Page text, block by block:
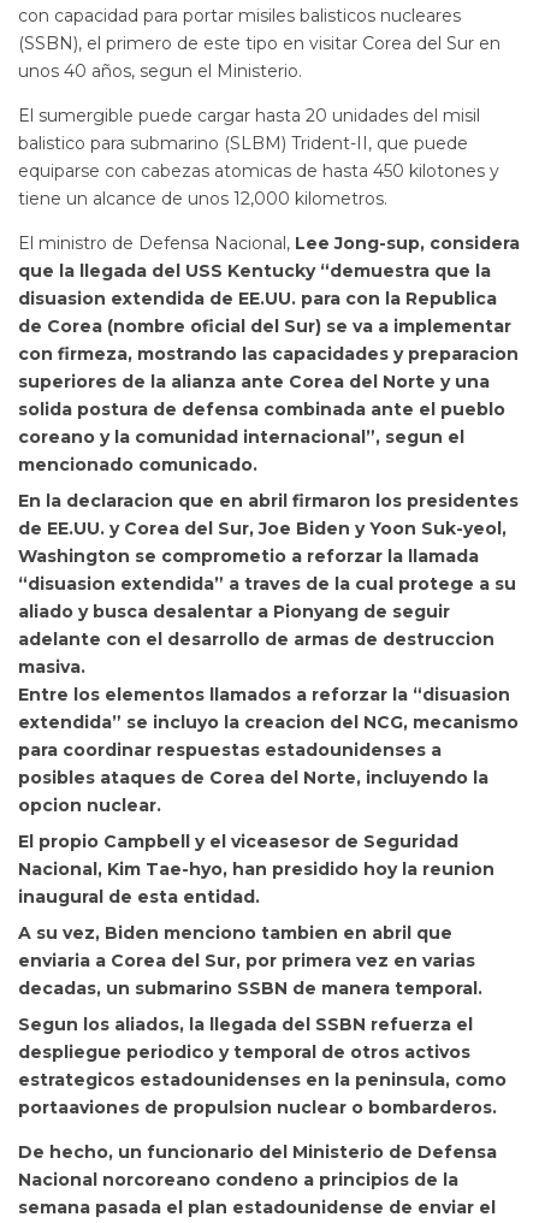
con capacidad para portar misiles balisticos nucleares
(SSBN), el primero de este tipo en visitar Corea del Sur en
unos 40 años, segun el Ministerio.
El sumergible puede cargar hasta 20 unidades del misil
balistico para submarino (SLBM) Trident-II, que puede
equiparse con cabezas atomicas de hasta 450 kilotones y
tiene un alcance de unos 12,000 kilometros.
El ministro de Defensa Nacional, Lee Jong-sup, considera
que la llegada del USS Kentucky “demuestra que la
disuasion extendida de EE.UU. para con la Republica
de Corea (nombre oficial del Sur) se va a implementar
con firmeza, mostrando las capacidades y preparacion
superiores de la alianza ante Corea del Norte y una
solida postura de defensa combinada ante el pueblo
coreano y la comunidad internacional”, segun el
mencionado comunicado.
En la declaracion que en abril firmaron los presidentes
de EE.UU. y Corea del Sur, Joe Biden y Yoon Suk-yeol,
Washington se comprometio a reforzar la llamada
“disuasion extendida” a traves de la cual protege a su
aliado y busca desalentar a Pionyang de seguir
adelante con el desarrollo de armas de destruccion
masiva.
Entre los elementos llamados a reforzar la “disuasion
extendida” se incluyo la creacion del NCG, mecanismo
para coordinar respuestas estadounidenses a
posibles ataques de Corea del Norte, incluyendo la
opcion nuclear.
El propio Campbell y el viceasesor de Seguridad
Nacional, Kim Tae-hyo, han presidido hoy la reunion
inaugural de esta entidad.
A su vez, Biden menciono tambien en abril que
enviaria a Corea del Sur, por primera vez en varias
decadas, un submarino SSBN de manera temporal.
Segun los aliados, la llegada del SSBN refuerza el
despliegue periodico y temporal de otros activos
estrategicos estadounidenses en la peninsula, como
portaaviones de propulsion nuclear o bombarderos.
De hecho, un funcionario del Ministerio de Defensa
Nacional norcoreano condeno a principios de la
semana pasada el plan estadounidense de enviar el